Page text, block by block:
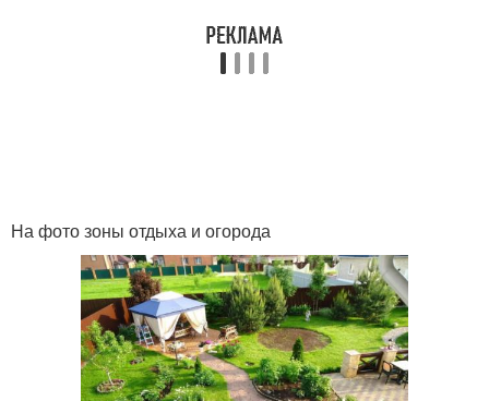
На фото зоны отдыха и огорода